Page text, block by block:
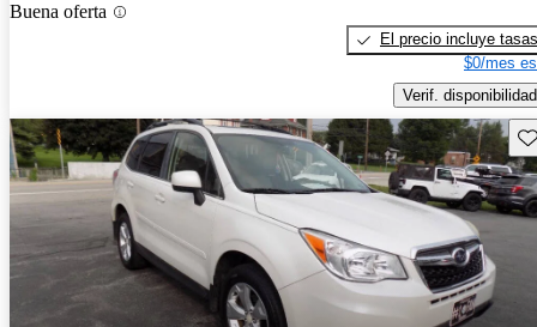
Buena oferta
El precio incluye tasas
$0/mes
Verif. disponibilidad